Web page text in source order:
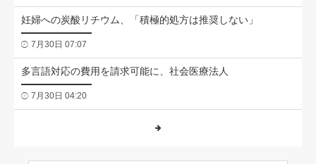
妊婦への炭酸リチウム、「積極的処方は推奨しない」
7月30日 07:07
多言語対応の費用を請求可能に、社会医療法人
7月30日 04:20